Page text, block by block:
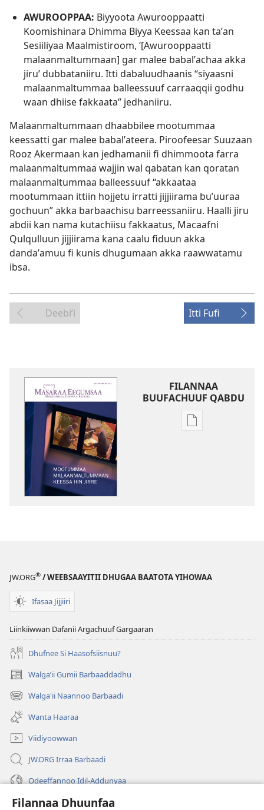
Filannaa Dhuunfaa
AWUROOPPAA: Biyyoota Awurooppaatti
Koomishinara Dhimma Biyya Keessaa kan taʼan
Sesiiliyaa Maalmistiroom, ‘[Awurooppaatti
malaanmaltummaan] gar malee babalʼachaa akka
jiru’ dubbataniiru. Itti dabaluudhaanis “siyaasni
malaanmaltummaa balleessuuf carraaqqii godhu
waan dhiise fakkaata” jedhaniiru.
Malaanmaltummaan dhaabbilee mootummaa
keessatti gar malee babalʼateera. Piroofeesar Suuzaan
Rooz Akermaan kan jedhamanii fi dhimmoota farra
malaanmaltummaa wajjin wal qabatan kan qoratan
malaanmaltummaa balleessuuf “akkaataa
mootummaan ittiin hojjetu irratti jijjiirama buʼuuraa
gochuun” akka barbaachisu barreessaniiru. Haalli jiru
abdii kan nama kutachiisu fakkaatus, Macaafni
Qulqulluun jijjiirama kana caalu fiduun akka
dandaʼamuu fi kunis dhugumaan akka raawwatamu
ibsa.
Deebiʼi Itti Fufi
FILANNAA
BUUFACHUUF QABDU
Filannaawwan
JW.ORG® / WEEBSAAYITII DHUGAA BAATOTA YIHOWAA
Ifasaa Jijjiiri
Liinkiiwwan Dafanii Argachuuf Gargaaran
Dhufnee Si Haasofsiisnuu?
Walgaʼii Gumii Barbaaddadhu
(opens
new
window)
Walga'ii Naannoo Barbaadi
(opens
new
window)
Wanta Haaraa
Viidiyoowwan
JW.ORG Irraa Barbaadi
Odeeffannoo Idil-Addunyaa
Gargaarsa